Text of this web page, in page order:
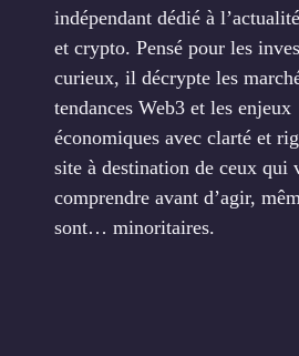
indépendant dédié à
et crypto. Pensé pour les
curieux, il décrypte les
tendances Web3 et les enjeux
économiques avec clarté et
site à destination de ceux qui
comprendre avant d’agir,
sont… minoritaires.